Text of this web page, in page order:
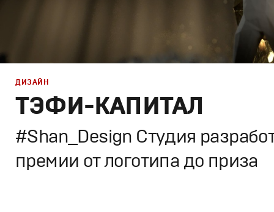
ТЭФИ-КАПИТАЛ
#Shan_Design Студия
премии от логотипа до приза
ДИЗАЙН